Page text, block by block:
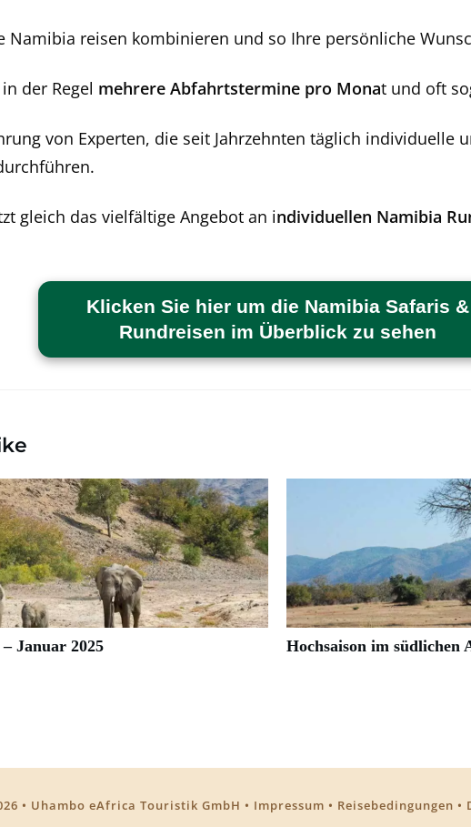
Namibia reisen kombinieren und so Ihre persönliche
der Regel mehrere Abfahrtstermine pro Monat und oft
von Experten, die seit Jahrzehnten täglich individuelle
gleich das vielfältige Angebot an individuellen Namibia
Klicken Sie hier um die Namibia Safaris &
Rundreisen im Überblick zu sehen
Januar 2025 Hochsaison im
• Uhambo eAfrica Touristik GmbH • Impressum • Reisebedingungen •